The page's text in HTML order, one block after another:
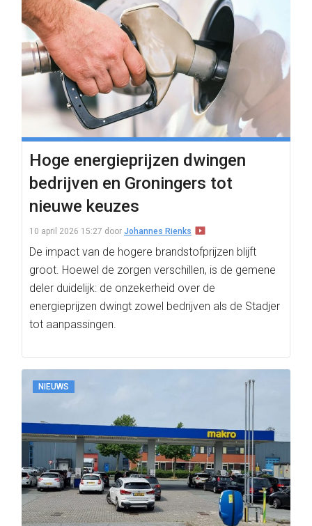
Hoge energieprijzen dwingen
bedrijven en Groningers tot
nieuwe keuzes
10 april 2026 15:27 door Johannes Rienks
De impact van de hogere brandstofprijzen blijft
groot. Hoewel de zorgen verschillen, is de gemene
deler duidelijk: de onzekerheid over de
energieprijzen dwingt zowel bedrijven als de Stadjer
tot aanpassingen.
NIEUWS